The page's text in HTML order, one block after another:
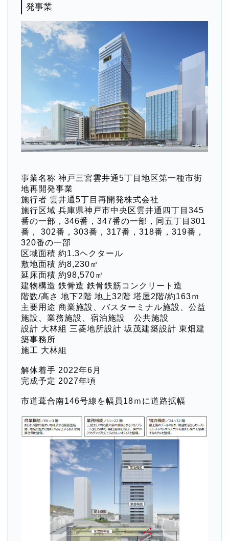
発事業
事業名称 神戸三宮雲井通5丁目地区第一種市街
地再開発事業
施行者 雲井通5丁目再開発株式会社
施行区域 兵庫県神戸市中央区雲井通四丁目345
番の一部，346番，347番の一部，同五丁目301
番， 302番，303番，317番，318番，319番，
320番の一部
区域面積 約1.3ヘクタール
敷地面積 約8,230㎡
延床面積 約98,570㎡
建物構造 鉄骨造 鉄骨鉄筋コンクリート造
階数/高さ 地下2階 地上32階 塔屋2階/約163ｍ
主要用途 商業施設、バスターミナル施設、公益
施設、業務施設、宿泊施設 公共施設
設計 大林組 三菱地所設計 坂茂建築設計 東畑建
築事務所
施工 大林組
解体着手 2022年6月
完成予定 2027年頃
市道葺合南146号線を幅員18ｍに道路拡幅